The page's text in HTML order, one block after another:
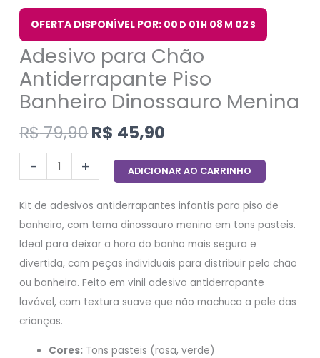
OFERTA DISPONÍVEL POR: 00 D 01H 08 M 01S
Adesivo para Chão
Antiderrapante Piso
Banheiro Dinossauro Menina
R$79,90R$ 45,90
- + ADICIONAR AO CARRINHO
Kit de adesivos antiderrapantes infantis para piso de
banheiro, com tema dinossauro menina em tons pasteis.
Ideal para deixar a hora do banho mais segura e
divertida, com peças individuais para distribuir pelo chão
ou banheira. Feito em vinil adesivo antiderrapante
lavável, com textura suave que não machuca a pele das
crianças.
Cores: Tons pasteis (rosa, verde)